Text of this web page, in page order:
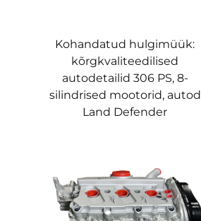
Kohandatud hulgimüük:
kõrgkvaliteedilised
autodetailid 306 PS, 8-
silindrised mootorid, autod
Land Defender